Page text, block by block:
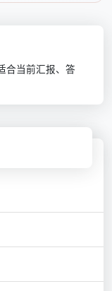
合当前汇报、答